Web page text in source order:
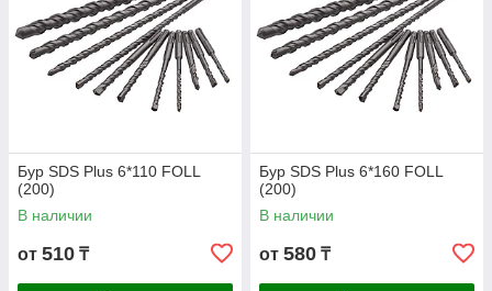
Бур SDS Plus 6*110 FOLL
(200)
В наличии
от 510 ₸
Бур SDS Plus 6*160 FOLL
(200)
В наличии
от 580 ₸